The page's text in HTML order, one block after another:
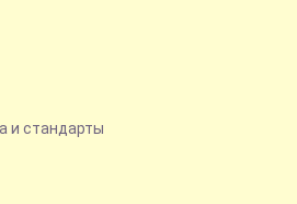
и стандарты